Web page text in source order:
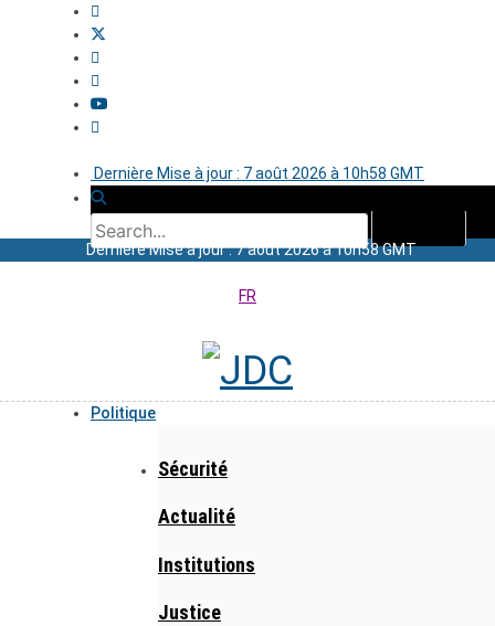
Dernière Mise à jour : 7 août 2026 à 10h58 GMT
Dernière Mise à jour : 7 août 2026 à 10h58 GMT
FR
Politique
Sécurité
Actualité
Institutions
Justice